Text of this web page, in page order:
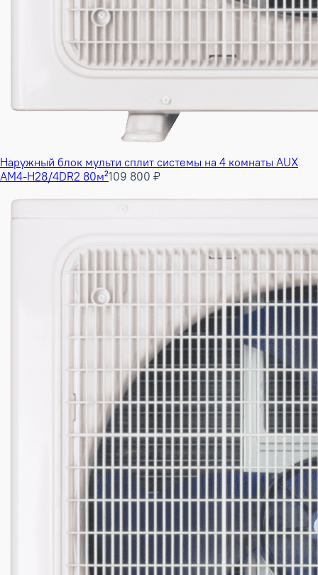
Наружный блок мульти сплит системы на 4 комнаты AUX
AM4-H28/4DR2 80м²109 800 ₽